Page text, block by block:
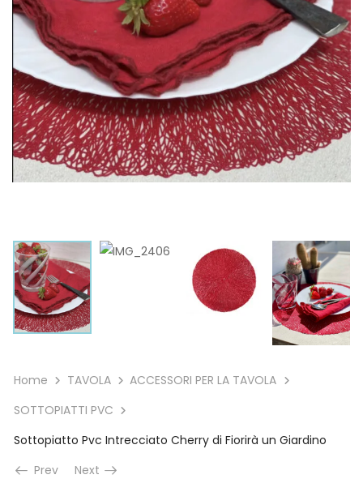
Home TAVOLA
ACCESSORI PER LA TAVOLA
SOTTOPIATTI PVC
Sottopiatto Pvc Intrecciato Cherry di Fiorirà un Giardino
Prev
Next